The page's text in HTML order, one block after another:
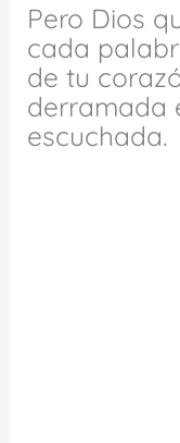
Pero Dios
cada
de tu
derramada
escuchada.